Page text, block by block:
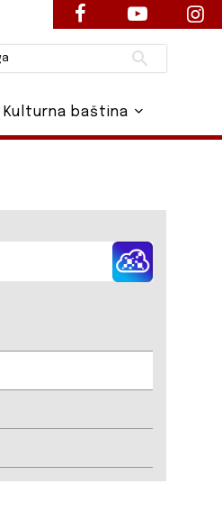
Pretraži
Kulturna baština